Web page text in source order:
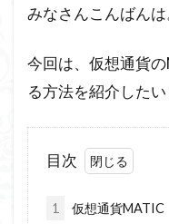
みなさんこんばんは
今回は、仮想通貨
る方法を紹介したい
目次
1 仮想通貨MATIC